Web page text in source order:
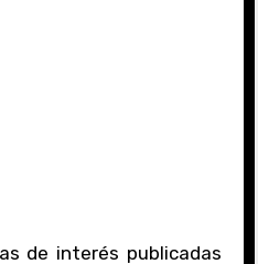
de interés publicadas